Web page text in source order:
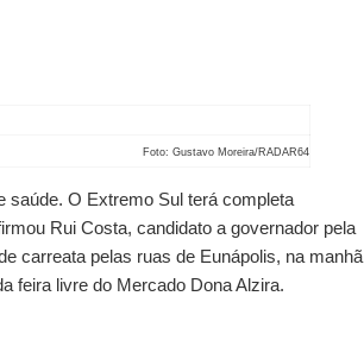
Foto: Gustavo Moreira/RADAR64
saúde. O Extremo Sul terá completa
Rui Costa, candidato a governador pela
carreata pelas ruas de Eunápolis, na manhã
feira livre do Mercado Dona Alzira.